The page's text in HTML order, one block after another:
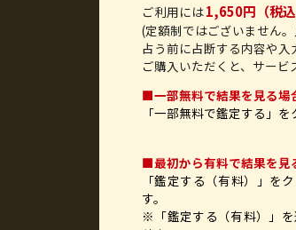
ご利用には1,650円（税
(定額制ではございません
占う前に占断する内容や入
ご購入いただくと、サービ
■一部無料で結果を見る
「一部無料で鑑定する」を
■最初から有料で結果を
「鑑定する（有料）」を
す。
※「鑑定する（有料）」